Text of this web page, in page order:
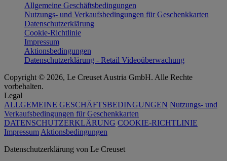
Allgemeine Geschäftsbedingungen
Nutzungs- und Verkaufsbedingungen für Geschenkkarten
Datenschutzerklärung
Cookie-Richtlinie
Impressum
Aktionsbedingungen
Datenschutzerklärung - Retail Videoüberwachung
Copyright © 2026, Le Creuset Austria GmbH. Alle Rechte
vorbehalten.
Legal
ALLGEMEINE GESCHÄFTSBEDINGUNGEN Nutzungs- und
Verkaufsbedingungen für Geschenkkarten
DATENSCHUTZERKLÄRUNG COOKIE-RICHTLINIE
Impressum Aktionsbedingungen
Datenschutz­erklärung von Le Creuset